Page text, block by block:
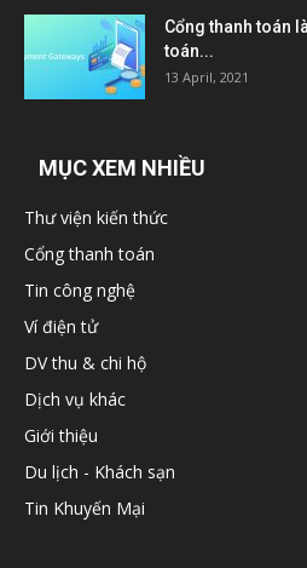
Cổng thanh toán
toán...
13 April, 2021
MỤC XEM NHIỀU
Thư viện kiến thức
Cổng thanh toán
Tin công nghệ
Ví điện tử
DV thu & chi hộ
Dịch vụ khác
Giới thiệu
Du lịch - Khách sạn
Tin Khuyến Mại